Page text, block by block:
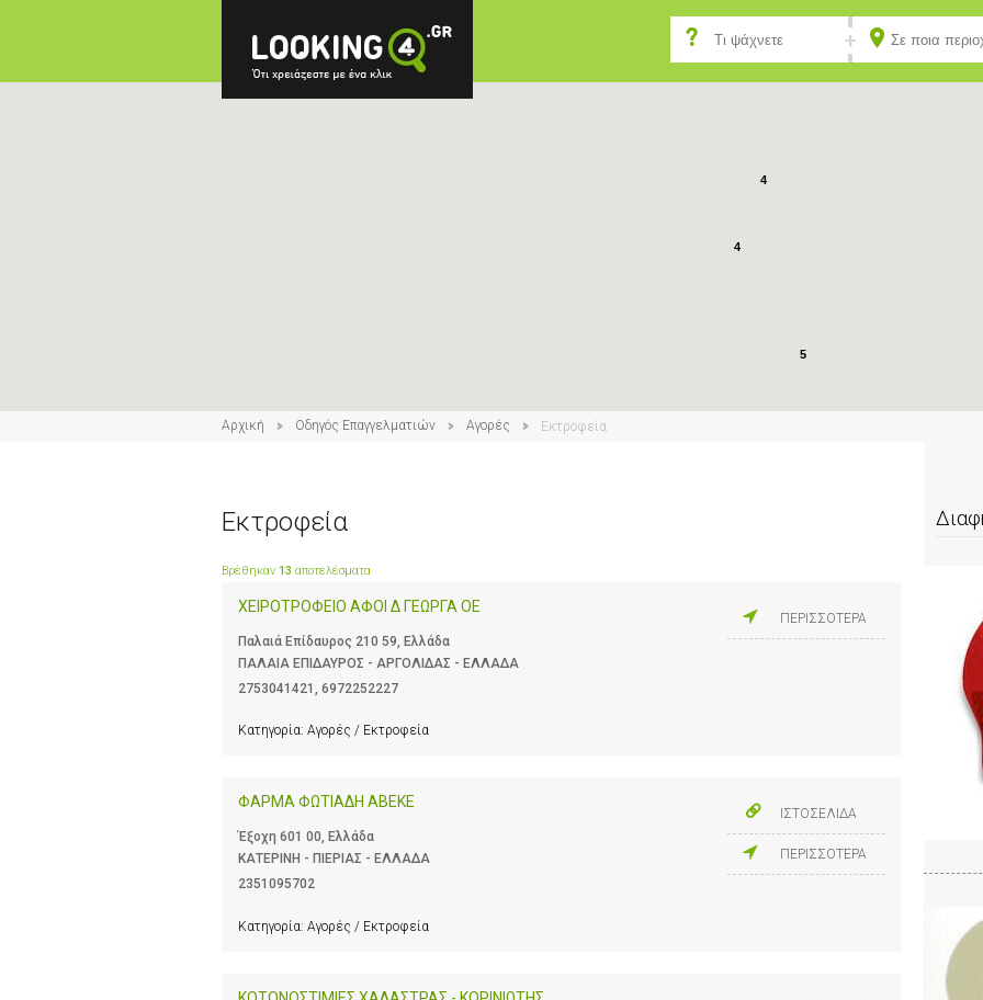
4
5
4
Αρχική Οδηγός Επαγγελματιών Αγορές Εκτροφεία
Εκτροφεία
Βρέθηκαν 13 αποτελέσματα
ΧΕΙΡΟΤΡΟΦΕΙΟ ΑΦΟΙ Δ ΓΕΩΡΓΑ ΟΕ
Παλαιά Επίδαυρος 210 59, Ελλάδα
ΠΑΛΑΙΑ ΕΠΙΔΑΥΡΟΣ - ΑΡΓΟΛΙΔΑΣ - ΕΛΛΑΔΑ
2753041421 , 6972252227
Κατηγορία: Αγορές / Εκτροφεία
ΠΕΡΙΣΣΟΤΕΡΑ
ΦΑΡΜΑ ΦΩΤΙΑΔΗ ΑΒΕΚΕ
Έξοχη 601 00, Ελλάδα
ΚΑΤΕΡΙΝΗ - ΠΙΕΡΙΑΣ - ΕΛΛΑΔΑ
2351095702
Κατηγορία: Αγορές / Εκτροφεία
ΙΣΤΟΣΕΛΙΔΑ
ΠΕΡΙΣΣΟΤΕΡΑ